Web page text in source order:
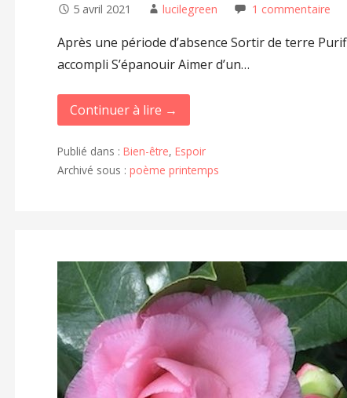
5 avril 2021 lucilegreen 1 commentaire
Après une période d’absence Sortir de terre
accompli S’épanouir Aimer d’un…
Continuer à lire →
Publié dans : Bien-être, Espoir
Archivé sous : poème printemps